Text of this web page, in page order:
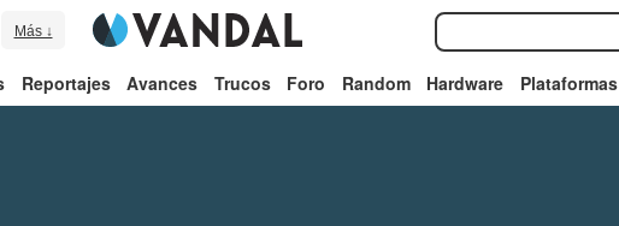
Más ↓
Reportajes Avances Trucos Foro Random Hardware Plataformas